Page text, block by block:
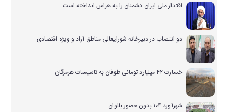
اقتدار ملی ایران دشمنان را به هراس انداخته است
دو انتصاب در دبیرخانه شورایعالی مناطق آزاد و ویژه اقتصادی
خسارت ۴۲ میلیارد تومانی طوفان به تاسیسات هرمزگان
شهرآورد ۱۰۴ بدون حضور بانوان